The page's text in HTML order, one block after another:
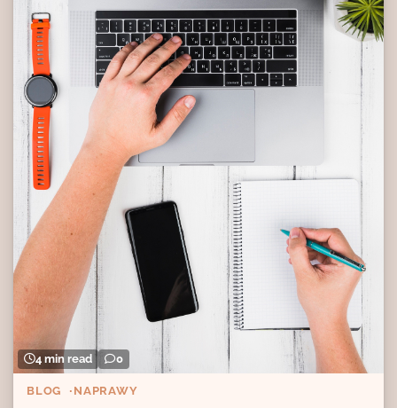
4 min read 0
BLOG NAPRAWY